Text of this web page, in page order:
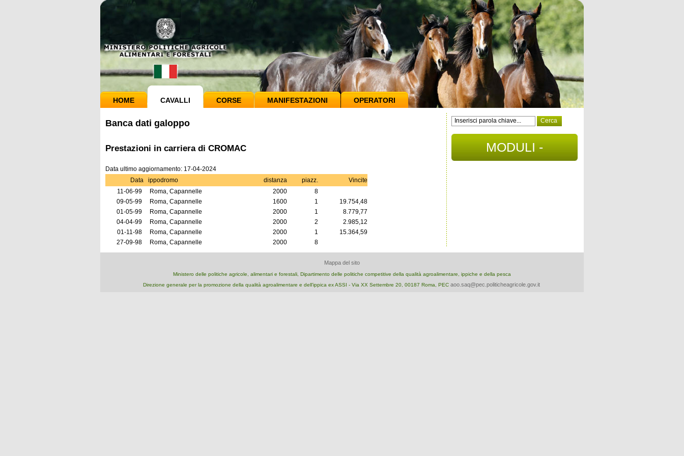
HOME CAVALLI CORSE MANIFESTAZIONI OPERATORI
Banca dati galoppo
Prestazioni in carriera di CROMAC
Data ultimo aggiornamento: 17-04-2024
Data
ippodromo distanza piazz.
Vincite
11-06-99
Roma, Capannelle 2000
8
09-05-99
Roma, Capannelle 1600 1
19.754,48
01-05-99
Roma, Capannelle 2000 1
8.779,77
04-04-99
Roma, Capannelle 2000 2
2.985,12
01-11-98
Roma, Capannelle 2000 1
15.364,59
27-09-98
Roma, Capannelle 2000 8
MODULI -
Mappa del sito
Ministero delle politiche agricole, alimentari e forestali, Dipartimento delle politiche competitive della qualità agroalimentare, ippiche e della pesca
Direzione generale per la promozione della qualità agroalimentare e dell'ippica ex ASSI - Via XX Settembre 20, 00187 Roma, PEC aoo.saq@pec.politicheagricole.gov.it